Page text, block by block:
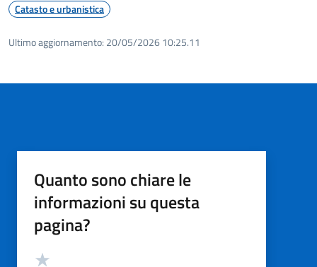
Catasto e urbanistica
Ultimo aggiornamento: 20/05/2026 10:25.11
Quanto sono chiare le
informazioni su questa
pagina?
Valutazione